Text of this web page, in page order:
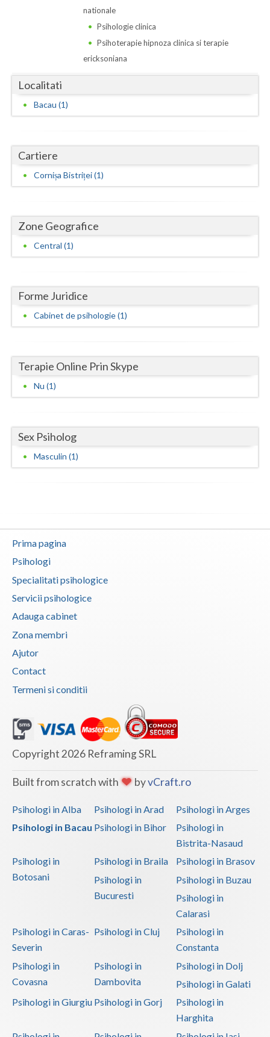
Hunedoara
Ialomita
Ilfov
Maramures
Mures
Neamt
Prahova
Sibiu
Timis
Tulcea
Vrancea
nationale
Psihologie clinica
Psihoterapie hipnoza clinica si terapie
ericksoniana
Localitati
Bacau (1)
Cartiere
Cornișa Bistriței (1)
Zone Geografice
Central (1)
Forme Juridice
Cabinet de psihologie (1)
Terapie Online Prin Skype
Nu (1)
Sex Psiholog
Masculin (1)
Prima pagina
Psihologi
Specialitati psihologice
Servicii psihologice
Adauga cabinet
Zona membri
Ajutor
Contact
Termeni si conditii
Copyright 2026 Reframing SRL
Built from scratch with byvCraft.ro
Psihologi in Alba Psihologi in Arad
Psihologi in Arges
Psihologi in Bacau Psihologi in Bihor
Psihologi in
Bistrita-Nasaud
Psihologi in
Botosani
Psihologi in Braila
Psihologi in Brasov
Psihologi in
Bucuresti
Psihologi in Buzau
Psihologi in
Calarasi
Psihologi in Caras-
Severin
Psihologi in Cluj
Psihologi in
Constanta
Psihologi in
Covasna
Psihologi in
Dambovita
Psihologi in Dolj
Psihologi in Galati
Psihologi in Giurgiu Psihologi in Gorj
Psihologi in
Harghita